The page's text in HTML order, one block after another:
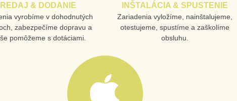
& DODANIE
vyrobíme v dohodnutých
zabezpečíme dopravu a
pomôžeme s dotáciami.
INŠTALÁCIA & SPUSTENIE
Zariadenia vyložíme, nainštalujeme,
otestujeme, spustíme a zaškolíme
obsluhu.